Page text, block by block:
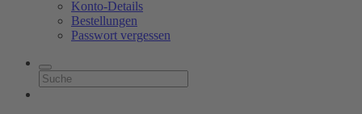
Konto-Details
Bestellungen
Passwort vergessen